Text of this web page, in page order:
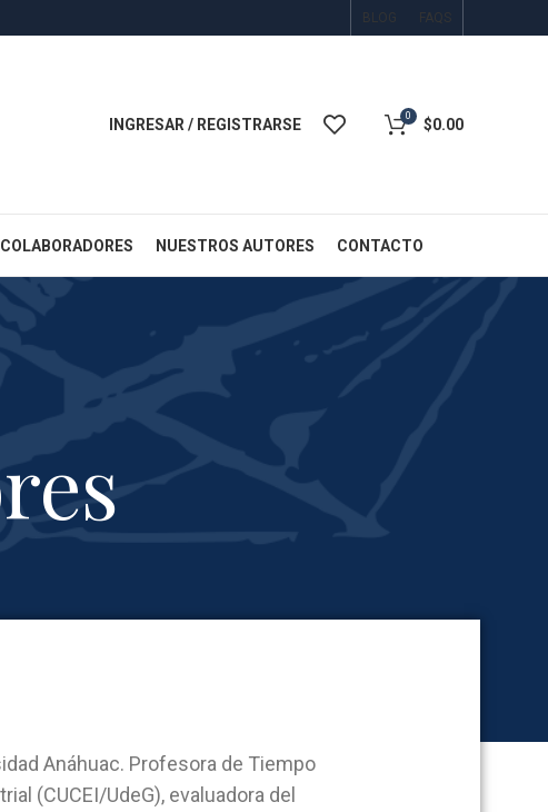
BLOG FAQS
INGRESAR / REGISTRARSE 0 $0.00
NUESTROS AUTORES CONTACTO
Anáhuac. Profesora de Tiempo
(CUCEI/UdeG), evaluadora del